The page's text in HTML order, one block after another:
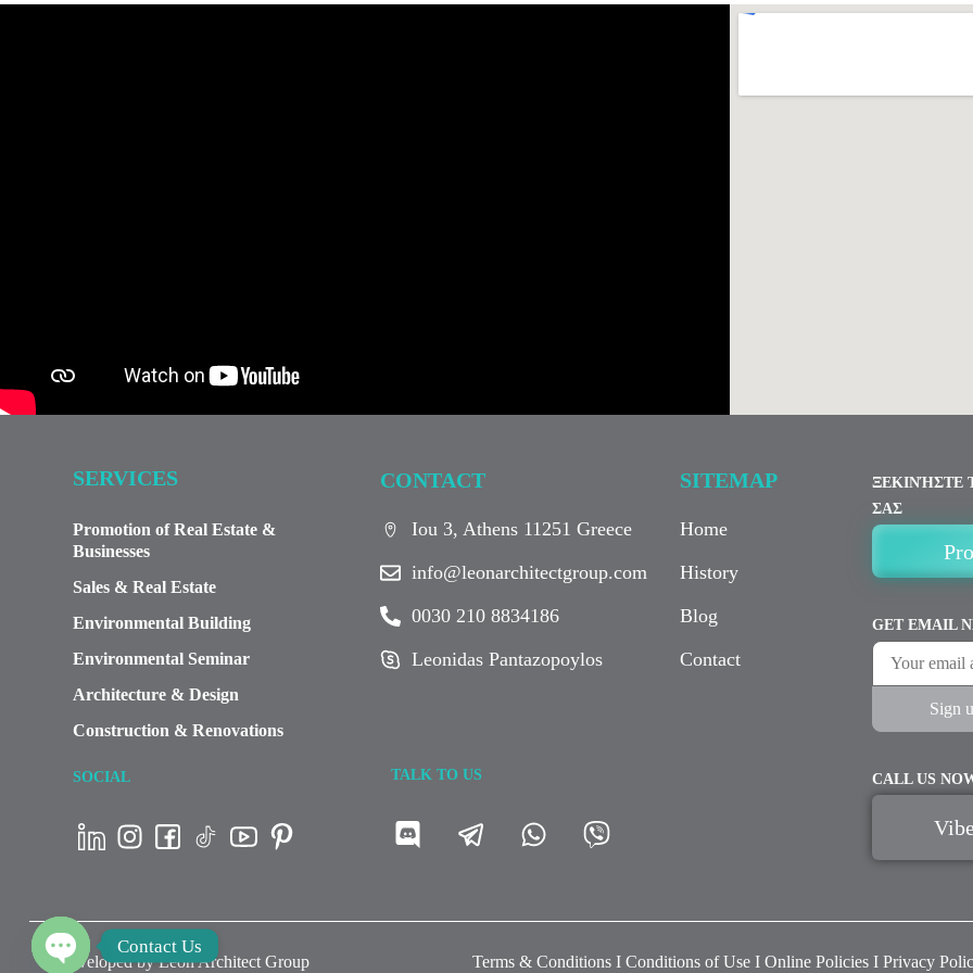
SERVICES
Promotion of Real Estate &
Businesses
Sales & Real Estate
Environmental Building
Environmental Seminar
Architecture & Design
Construction & Renovations
SOCIAL
CONTACT
Iou 3, Athens 11251 Greece
info@leonarchitectgroup.com
0030 210 8834186
Leonidas Pantazopoylos
TALK TO US
SITEMAP
Home
History
Blog
Contact
ΞΕΚΙΝΉΣΤΕ
ΣΑΣ
GET EMAIL
CALL US
Developed by Leon Architect Group Terms & Conditions I Conditions of Use I Online Policies I Privacy
Contact Us